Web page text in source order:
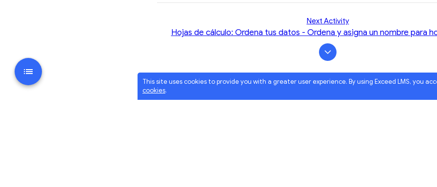
This site uses cookies to provide you with a greater user experience. By using Exceed LMS, you
cookies.
Next Activity
Hojas de cálculo: Ordena tus datos - Ordena y asigna un nombre para